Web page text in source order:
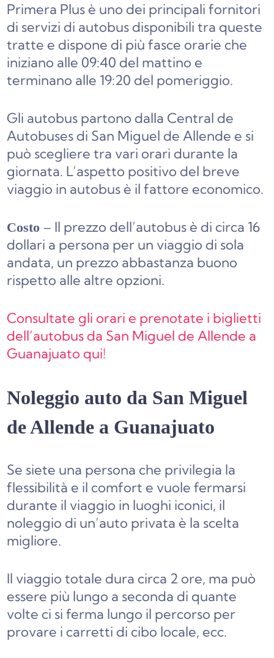
Primera Plus è uno dei principali fornitori
di servizi di autobus disponibili tra queste
tratte e dispone di più fasce orarie che
iniziano alle 09:40 del mattino e
terminano alle 19:20 del pomeriggio.
Gli autobus partono dalla Central de
Autobuses di San Miguel de Allende e si
può scegliere tra vari orari durante la
giornata. L’aspetto positivo del breve
viaggio in autobus è il fattore economico.
Costo – Il prezzo dell’autobus è di circa 16
dollari a persona per un viaggio di sola
andata, un prezzo abbastanza buono
rispetto alle altre opzioni.
Consultate gli orari e prenotate i biglietti
dell’autobus da San Miguel de Allende a
Guanajuato qui!
Noleggio auto da San Miguel
de Allende a Guanajuato
Se siete una persona che privilegia la
flessibilità e il comfort e vuole fermarsi
durante il viaggio in luoghi iconici, il
noleggio di un’auto privata è la scelta
migliore.
Il viaggio totale dura circa 2 ore, ma può
essere più lungo a seconda di quante
volte ci si ferma lungo il percorso per
provare i carretti di cibo locale, ecc.